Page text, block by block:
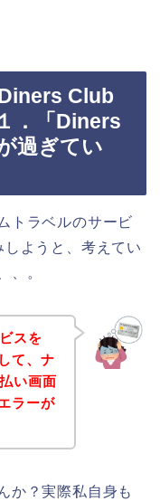
Club
．「Diners
過ぎてい
トラベルのサービ
ようと、考えてい
、。
スを
て、ナ
い画面
ラーが
か？実際私自身も